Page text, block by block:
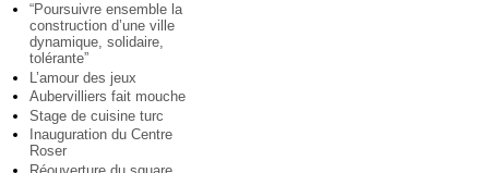
“Poursuivre ensemble la
construction d’une ville
dynamique, solidaire,
tolérante”
L’amour des jeux
Aubervilliers fait mouche
Stage de cuisine turc
Inauguration du Centre
Roser